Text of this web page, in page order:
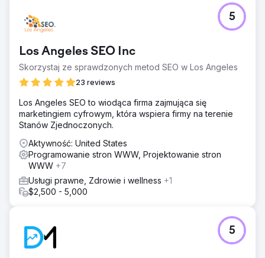
Los Angeles SEO Inc
Skorzystaj ze sprawdzonych metod SEO w Los Angeles
23 reviews
5
Los Angeles SEO to wiodąca firma zajmująca się
marketingiem cyfrowym, która wspiera firmy na terenie
Stanów Zjednoczonych.
Aktywność: United States
Programowanie stron WWW, Projektowanie stron
WWW +7
Usługi prawne, Zdrowie i wellness +1
$2,500 - 5,000
5